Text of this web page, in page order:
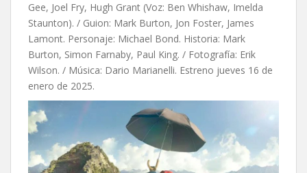
Gee, Joel Fry, Hugh Grant (Voz: Ben Whishaw, Imelda
Staunton). / Guion: Mark Burton, Jon Foster, James
Lamont. Personaje: Michael Bond. Historia: Mark
Burton, Simon Farnaby, Paul King. / Fotografía: Erik
Wilson. / Música: Dario Marianelli. Estreno jueves 16 de
enero de 2025.